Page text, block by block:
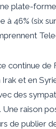
plate-
à 46% (six
continue de
et en
des
raison
de publier